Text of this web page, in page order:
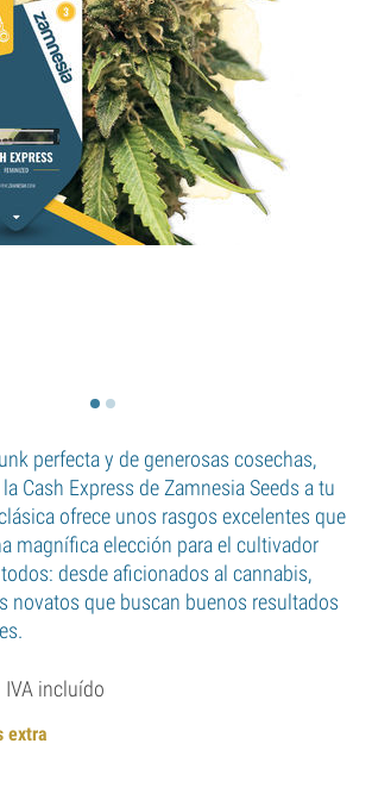
perfecta y de generosas cosechas,
Cash Express de Zamnesia Seeds a tu
ofrece unos rasgos excelentes que
magnífica elección para el cultivador
desde aficionados al cannabis,
novatos que buscan buenos resultados
IVA incluído
extra